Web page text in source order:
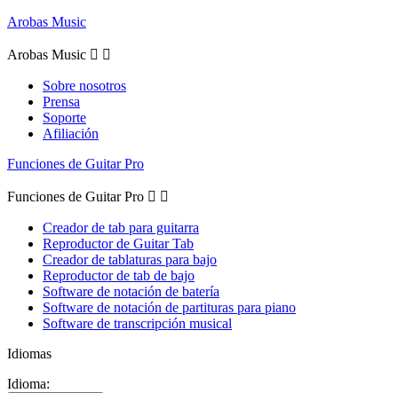
Arobas Music
Arobas Music  
Sobre nosotros
Prensa
Soporte
Afiliación
Funciones de Guitar Pro
Funciones de Guitar Pro  
Creador de tab para guitarra
Reproductor de Guitar Tab
Creador de tablaturas para bajo
Reproductor de tab de bajo
Software de notación de batería
Software de notación de partituras para piano
Software de transcripción musical
Idiomas
Idioma: